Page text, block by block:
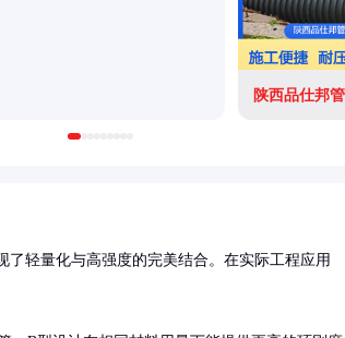
陕西品仕邦
轻量化与高强度的完美结合。在实际工程应用